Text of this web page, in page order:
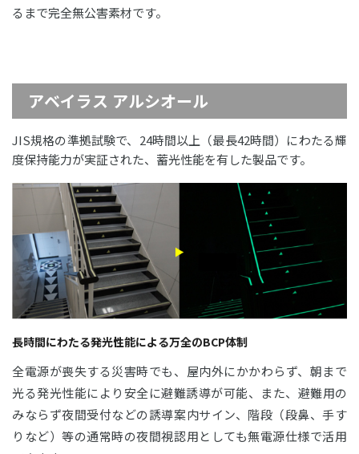
るまで完全無公害素材です。
アベイラス アルシオール
JIS規格の準拠試験で、24時間以上（最長42時間）にわたる輝
度保持能力が実証された、蓄光性能を有した製品です。
長時間にわたる発光性能による万全のBCP体制
全電源が喪失する災害時でも、屋内外にかかわらず、朝まで
光る発光性能により安全に避難誘導が可能、また、避難用の
みならず夜間受付などの誘導案内サイン、階段（段鼻、手す
りなど）等の通常時の夜間視認用としても無電源仕様で活用